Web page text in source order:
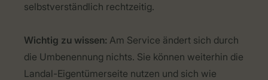
selbstverständlich rechtzeitig.
Wichtig zu wissen: Am Service ändert sich durch
die Umbenennung nichts. Sie können weiterhin die
Landal-Eigentümerseite nutzen und sich wie